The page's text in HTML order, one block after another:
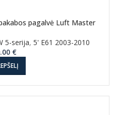
pagalvė Luft Master
5-serija, 5' E61 2003-2010
€